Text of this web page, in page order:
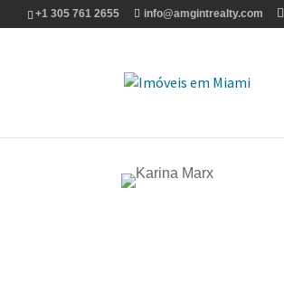
+1 305 761 2655 info@amgintrealty.com